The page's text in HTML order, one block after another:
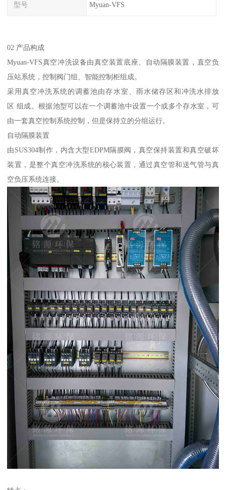
型号 Myuan-VFS
02 产品构成
Myuan-VFS真空冲洗设备由真空装置底座、自动隔膜装置，直空负
压站系统，控制阀门组、智能控制柜组成。
采用真空冲洗系统的调蓄池由存水室、雨水储存区和冲洗水排放
区 组成。根据池型可以在一个调蓄池中设置一个或多个存水室，可
由一套真空控制系统控制，但是保持立的分组运行。
自动隔膜装置
由SUS304制作，内含大型EDPM隔膜阀，真空保持装置和真空破坏
装置，是整个真空冲洗系统的核心装置，通过真空管和送气管与真
空负压系统连接。